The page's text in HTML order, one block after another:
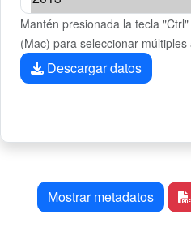
Mantén presionada la tecla
(Mac) para seleccionar múltiples
Descargar datos
Mostrar metadatos